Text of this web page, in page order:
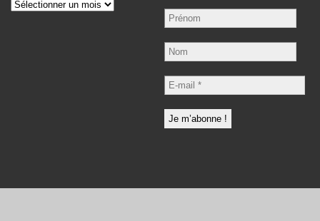
Archives
Nom
E-
mail
*